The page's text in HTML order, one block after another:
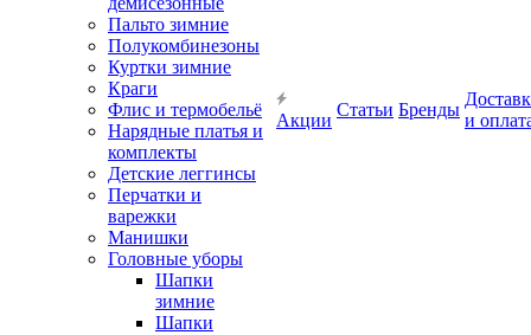
Пальто зимние
Полукомбинезоны
Куртки зимние
Краги
Флис и термобельё
Нарядные платья и
комплекты
Детские леггинсы
Перчатки и
варежки
Манишки
Головные уборы
Шапки
зимние
Шапки
Акции
Статьи Бренды
и